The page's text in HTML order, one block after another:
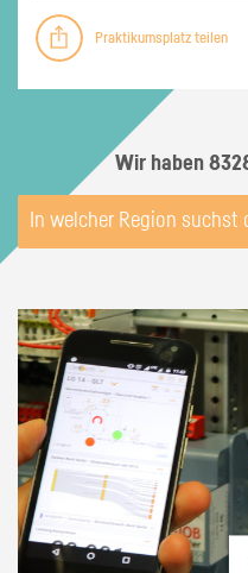
Praktikumsplatz teilen
Wir haben